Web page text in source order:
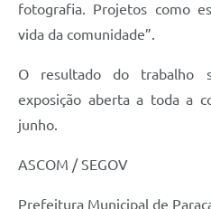
fotografia. Projetos como
vida da comunidade”.
O resultado do trabalho
exposição aberta a toda a
junho.
ASCOM / SEGOV
Prefeitura Municipal de